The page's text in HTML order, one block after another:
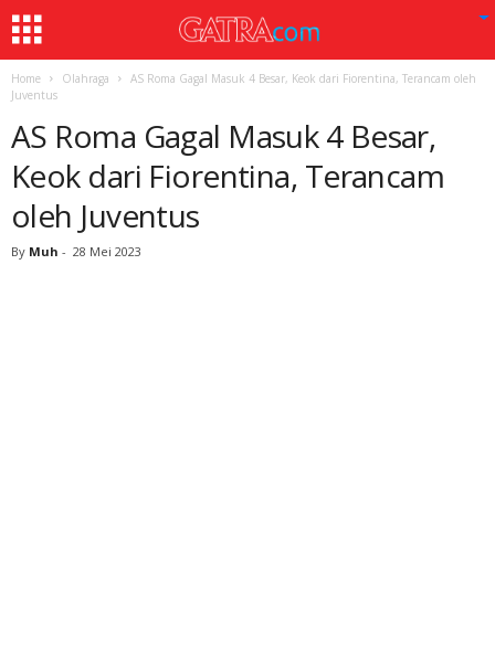
Home Olahraga
AS Roma Gagal Masuk 4 Besar, Keok dari Fiorentina, Terancam oleh
Juventus
AS Roma Gagal Masuk 4 Besar,
Keok dari Fiorentina, Terancam
oleh Juventus
By Muh - 28 Mei 2023